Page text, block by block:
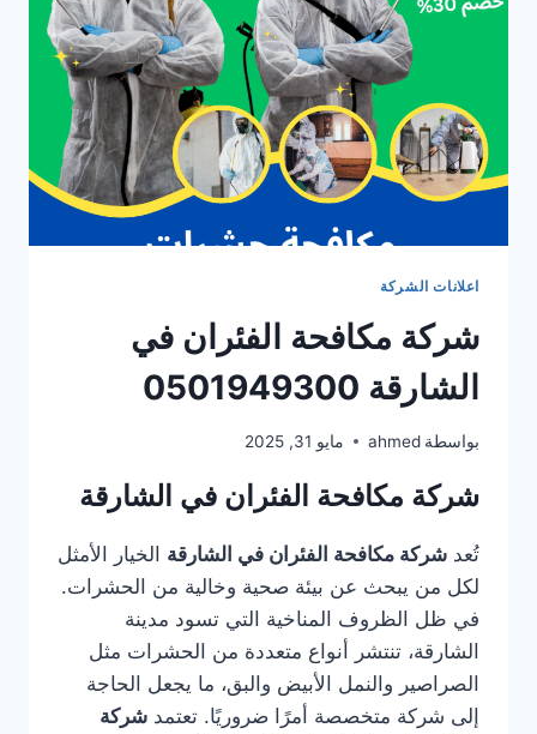
اعلانات الشركة
شركة مكافحة الفئران في
الشارقة 0501949300
بواسطة ahmed مايو 31, 2025
شركة مكافحة الفئران في الشارقة
تُعد شركة مكافحة الفئران في الشارقة الخيار الأمثل
لكل من يبحث عن بيئة صحية وخالية من الحشرات.
في ظل الظروف المناخية التي تسود مدينة
الشارقة، تنتشر أنواع متعددة من الحشرات مثل
الصراصير والنمل الأبيض والبق، ما يجعل الحاجة
إلى شركة متخصصة أمرًا ضروريًا. تعتمد شركة